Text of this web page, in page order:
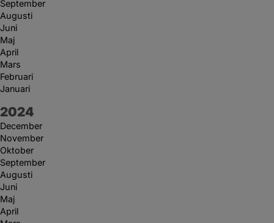
September
Augusti
Juni
Maj
April
Mars
Februari
Januari
År:
2024
December
November
Oktober
September
Augusti
Juni
Maj
April